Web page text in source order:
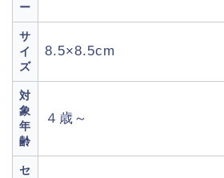
ー
サ
イ
ズ
8.5×8.5cm
対
象
年
齢
４歳～
セ